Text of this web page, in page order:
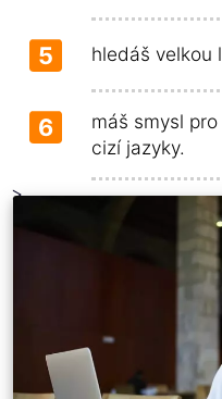
5 hledáš velkou
6
máš smysl
cizí jazyky.
>